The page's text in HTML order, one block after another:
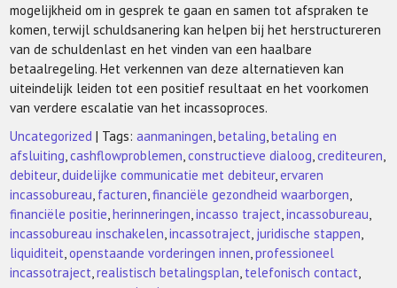
mogelijkheid om in gesprek te gaan en samen tot afspraken te
komen, terwijl schuldsanering kan helpen bij het herstructureren
van de schuldenlast en het vinden van een haalbare
betaalregeling. Het verkennen van deze alternatieven kan
uiteindelijk leiden tot een positief resultaat en het voorkomen
van verdere escalatie van het incassoproces.
Uncategorized | Tags:aanmaningen ,betaling ,betaling en
afsluiting ,cashflowproblemen ,constructieve dialoog ,crediteuren
debiteur,duidelijke communicatie met debiteur,ervaren
incassobureau facturen ,financiële gezondheid waarborgen
financiële positie ,herinneringen ,incasso traject ,incassobureau
incassobureau inschakelen ,incassotraject juridische stappen
liquiditeit ,openstaande vorderingen innen ,professioneel
incassotraject ,realistisch betalingsplan telefonisch contact